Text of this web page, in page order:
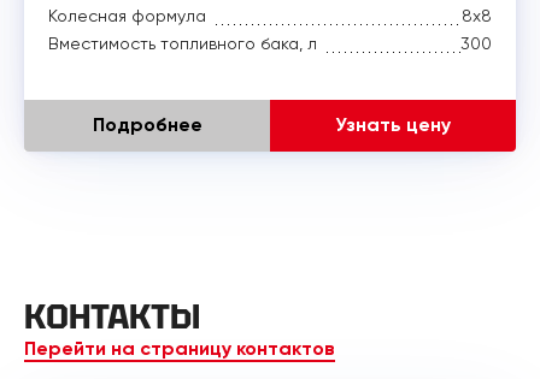
Колесная формула
8x8
Вместимость топливного бака, л
300
Подробнее Узнать цену
КОНТАКТЫ
Перейти на страницу контактов